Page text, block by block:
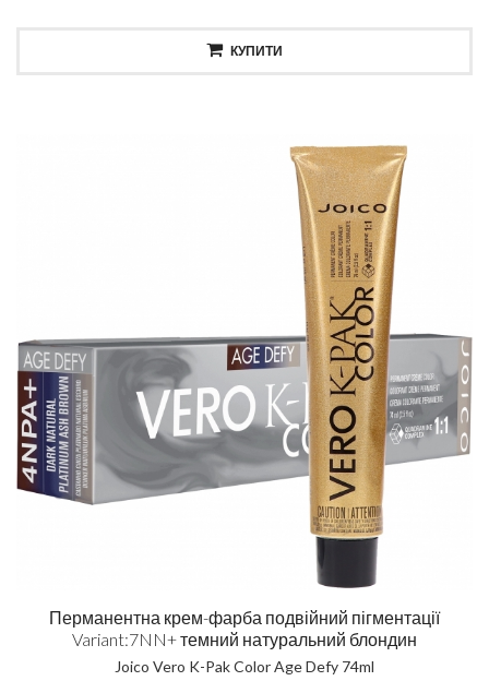
КУПИТИ
Перманентна крем-фарба подвійний пігментації
Variant:7NN+ темний натуральний блондин
Joico Vero K-Pak Color Age Defy 74ml